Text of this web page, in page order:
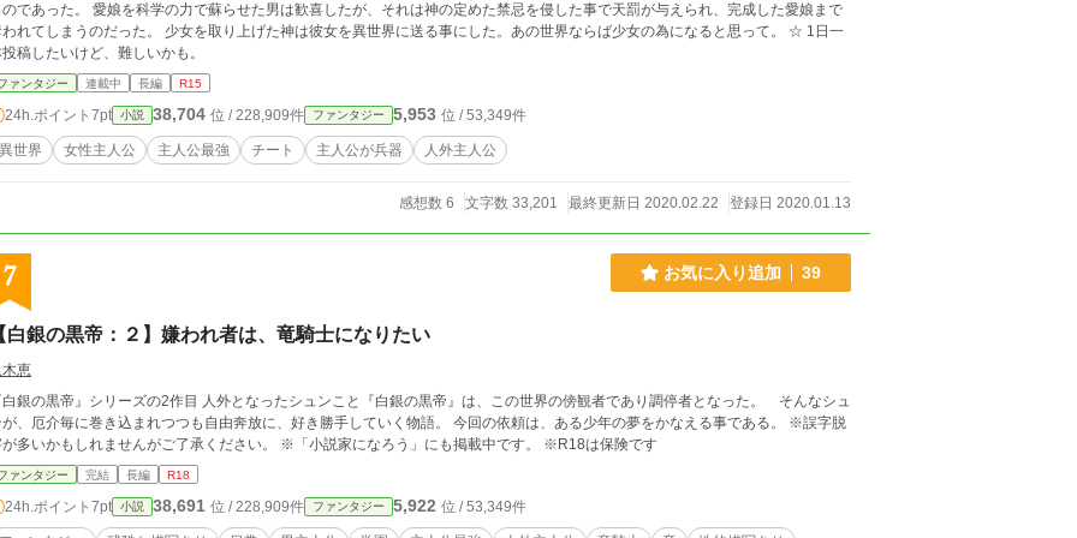
のであった。 愛娘を科学の力で蘇らせた男は歓喜したが、それは神の定めた禁忌を侵した事で天罰が与えられ、完成した愛娘まで
れてしまうのだった。 少女を取り上げた神は彼女を異世界に送る事にした。あの世界ならば少女の為になると思って。 ☆ 1日一
稿したいけど、難しいかも。
ァンタジー 連載中 長編 R15
24h.ポイント 7pt 小説 38,704 位 / 228,909件 ファンタジー 5,953 位 / 53,349件
異世界 女性主人公 主人公最強 チート 主人公が兵器 人外主人公
感想数 6 文字数 33,201 最終更新日 2020.02.22 登録日 2020.01.13
7 お気に入り追加 39
白銀の黒帝：２】嫌われ者は、竜騎士になりたい
木恵
銀の黒帝』シリーズの2作目 人外となったシュンこと『白銀の黒帝』は、この世界の傍観者であり調停者となった。 そんなシュ
、厄介毎に巻き込まれつつも自由奔放に、好き勝手していく物語。 今回の依頼は、ある少年の夢をかなえる事である。 ※誤字脱
が多いかもしれませんがご了承ください。 ※「小説家になろう」にも掲載中です。 ※R18は保険です
ァンタジー 完結 長編 R18
24h.ポイント 7pt 小説 38,691 位 / 228,909件 ファンタジー 5,922 位 / 53,349件